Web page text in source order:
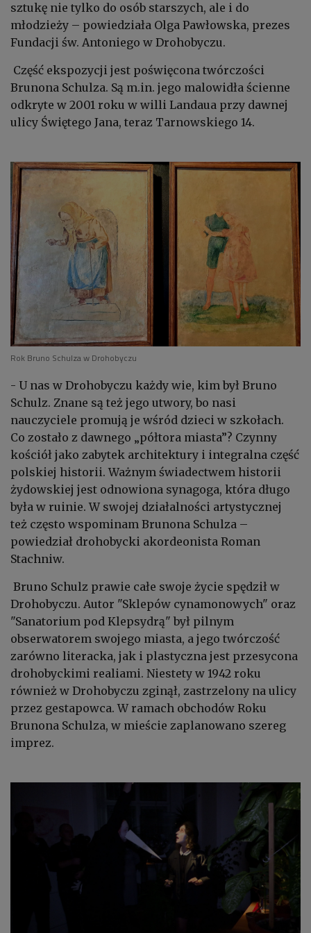
sztukę nie tylko do osób starszych, ale i do
młodzieży – powiedziała Olga Pawłowska, prezes
Fundacji św. Antoniego w Drohobyczu.
Część ekspozycji jest poświęcona twórczości
Brunona Schulza. Są m.in. jego malowidła ścienne
odkryte w 2001 roku w willi Landaua przy dawnej
ulicy Świętego Jana, teraz Tarnowskiego 14.
Rok Bruno Schulza w Drohobyczu
- U nas w Drohobyczu każdy wie, kim był Bruno
Schulz. Znane są też jego utwory, bo nasi
nauczyciele promują je wśród dzieci w szkołach.
Co zostało z dawnego „półtora miasta”? Czynny
kościół jako zabytek architektury i integralna część
polskiej historii. Ważnym świadectwem historii
żydowskiej jest odnowiona synagoga, która długo
była w ruinie. W swojej działalności artystycznej
też często wspominam Brunona Schulza –
powiedział drohobycki akordeonista Roman
Stachniw.
Bruno Schulz prawie całe swoje życie spędził w
Drohobyczu. Autor "Sklepów cynamonowych" oraz
"Sanatorium pod Klepsydrą" był pilnym
obserwatorem swojego miasta, a jego twórczość
zarówno literacka, jak i plastyczna jest przesycona
drohobyckimi realiami. Niestety w 1942 roku
również w Drohobyczu zginął, zastrzelony na ulicy
przez gestapowca. W ramach obchodów Roku
Brunona Schulza, w mieście zaplanowano szereg
imprez.